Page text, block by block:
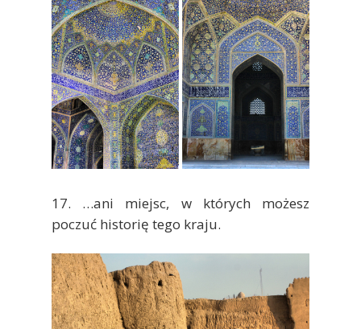
17. …ani miejsc, w których możesz
poczuć historię tego kraju.